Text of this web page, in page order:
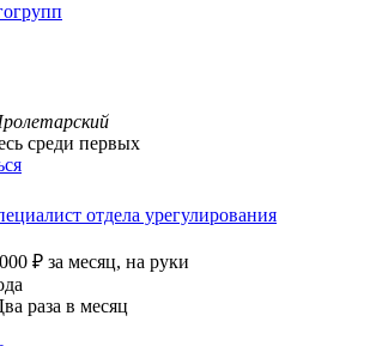
среди первых
отдела урегулирования
₽ за месяц, на руки
раза в месяц